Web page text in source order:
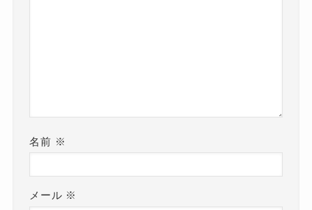
名前 ※
メール ※